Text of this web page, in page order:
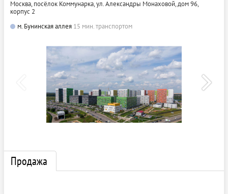
Москва, посёлок Коммунарка, ул. Александры Монаховой, дом 96,
корпус 2
м. Бунинская аллея 15 мин. транспортом
Продажа